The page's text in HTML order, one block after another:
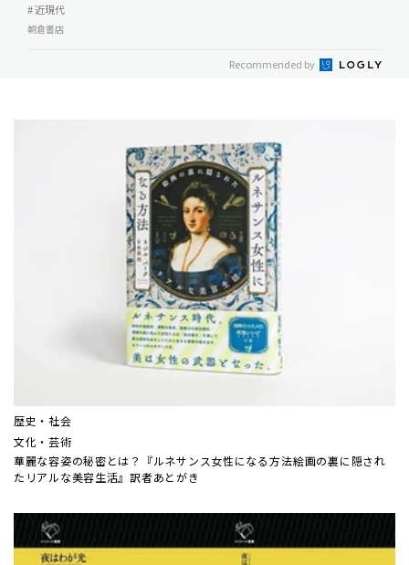
# 近現代
朝倉書店
Recommended by
歴史・社会
文化・芸術
華麗な容姿の秘密とは？『ルネサンス女性になる方法――絵画の裏に隠され
たリアルな美容生活』訳者あとがき